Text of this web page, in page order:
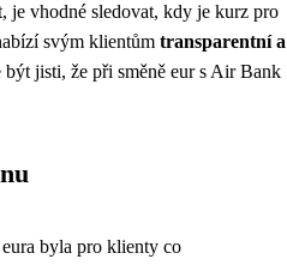
je vhodné sledovat, kdy je kurz pro
svým klientům transparentní a
být jisti, že při směně eur s Air Bank
byla pro klienty co